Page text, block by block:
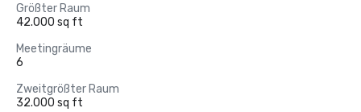
Größter Raum
42.000 sq ft
Meetingräume
6
Zweitgrößter Raum
32.000 sq ft